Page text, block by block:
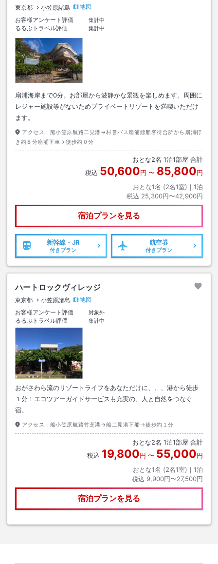
東京都 小笠原諸島
地図
お客様アンケート評価
集計中
るるぶトラベル評価 集計中
扇浦海岸まで0分。お部屋から波静かな景観を楽しめます。周囲に
レジャー施設等がないためプライベートリゾートを満喫いただけ
ます。
アクセス： 船小笠原航路二見港→村営バス扇浦線船客待合所から扇浦行
き約８分扇浦下車→徒歩約０分
おとな2名 1泊1部屋 合計
税込 50,600円 〜 85,800円
おとな1名 (2名1室)｜ 1泊
税込 25,300円〜42,900円
宿泊プランを見る
新幹線・JR
付きプラン
航空券
付きプラン
ハートロックヴィレッジ
東京都 小笠原諸島
地図
お客様アンケート評価
対象外
るるぶトラベル評価 集計中
おがさわら流のリゾートライフをあなただけに、、、港から徒歩
１分！エコツアーガイドサービスも充実の、人と自然をつなぐ
宿。
アクセス： 船小笠原航路竹芝港→船二見港下船→徒歩約１分
おとな2名 1泊1部屋 合計
税込 19,800円 〜 55,000円
おとな1名 (2名1室)｜ 1泊
税込 9,900円〜27,500円
宿泊プランを見る